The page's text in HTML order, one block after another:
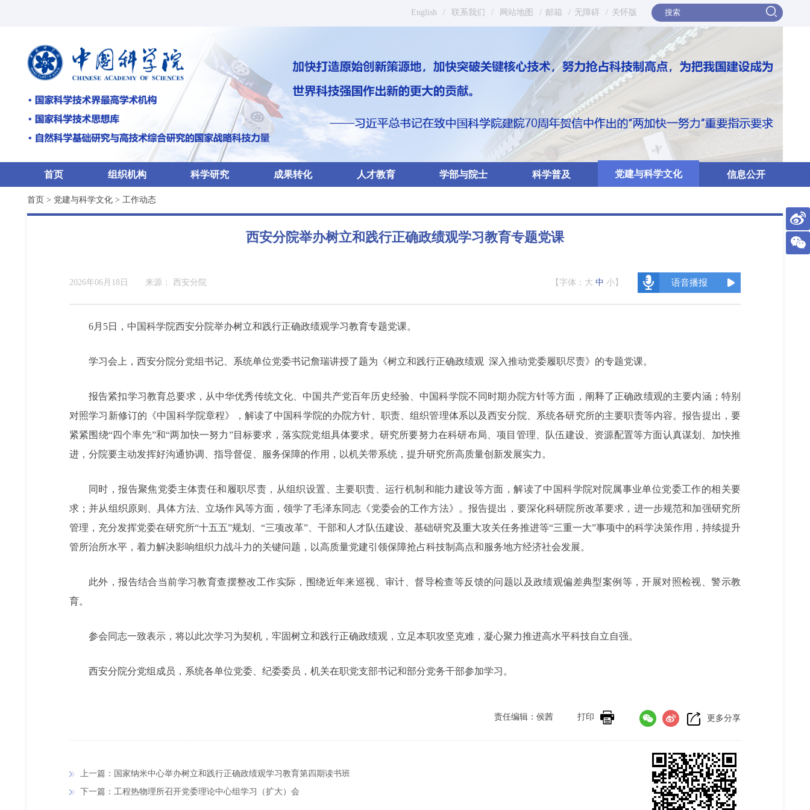
English / 联系我们 / 网站地图 / 邮箱 / 无障碍 / 关怀版
首页 组织机构 科学研究 成果转化 人才教育 学部与院士 科学普及 党建与科学文化 信息公开
首页 > 党建与科学文化 > 工作动态
西安分院举办树立和践行正确政绩观学习教育专题党课
2026年06月18日 来源： 西安分院 【字体： 大 中 小 】 语音播报
6月5日，中国科学院西安分院举办树立和践行正确政绩观学习教育专题党课。
学习会上，西安分院分党组书记、系统单位党委书记詹瑞讲授了题为《树立和践行正确政绩观 深入推动党委履职尽责》的专题党课。
报告紧扣学习教育总要求，从中华优秀传统文化、中国共产党百年历史经验、中国科学院不同时期办院方针等方面，阐释了正确政绩观的主要内涵；特别
对照学习新修订的《中国科学院章程》，解读了中国科学院的办院方针、职责、组织管理体系以及西安分院、系统各研究所的主要职责等内容。报告提出，要
紧紧围绕“四个率先”和“两加快一努力”目标要求，落实院党组具体要求。研究所要努力在科研布局、项目管理、队伍建设、资源配置等方面认真谋划、加快推
进，分院要主动发挥好沟通协调、指导督促、服务保障的作用，以机关带系统，提升研究所高质量创新发展实力。
同时，报告聚焦党委主体责任和履职尽责，从组织设置、主要职责、运行机制和能力建设等方面，解读了中国科学院对院属事业单位党委工作的相关要
求；并从组织原则、具体方法、立场作风等方面，领学了毛泽东同志《党委会的工作方法》。报告提出，要深化科研院所改革要求，进一步规范和加强研究所
管理，充分发挥党委在研究所“十五五”规划、“三项改革”、干部和人才队伍建设、基础研究及重大攻关任务推进等“三重一大”事项中的科学决策作用，持续提升
管所治所水平，着力解决影响组织力战斗力的关键问题，以高质量党建引领保障抢占科技制高点和服务地方经济社会发展。
此外，报告结合当前学习教育查摆整改工作实际，围绕近年来巡视、审计、督导检查等反馈的问题以及政绩观偏差典型案例等，开展对照检视、警示教
育。
参会同志一致表示，将以此次学习为契机，牢固树立和践行正确政绩观，立足本职攻坚克难，凝心聚力推进高水平科技自立自强。
西安分院分党组成员，系统各单位党委、纪委委员，机关在职党支部书记和部分党务干部参加学习。
更多分享
打印
责任编辑：侯茜
上一篇：国家纳米中心举办树立和践行正确政绩观学习教育第四期读书班
下一篇：工程热物理所召开党委理论中心组学习（扩大）会